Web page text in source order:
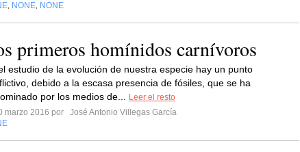
NONE NONE
primeros homínidos carnívoros
estudio de la evolución de nuestra especie hay un punto
debido a la escasa presencia de fósiles, que se ha
por los medios de...
Leer el resto
marzo 2016 por
José Antonio Villegas García